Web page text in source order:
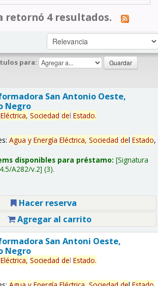
retornó 4 resultados.
para:
San Antonio Oeste,
Negro
Eléctrica, Sociedad del Estado.
Agua y Energía Eléctrica, Sociedad del Estado,
disponibles para préstamo: Signatura
A282/v.2 (3).
Hacer reserva
Agregar al carrito
San Antoni Oeste,
Negro
Eléctrica, Sociedad del Estado.